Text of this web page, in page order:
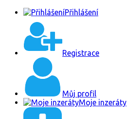
Přihlášení
Registrace
Můj profil
Moje inzeráty